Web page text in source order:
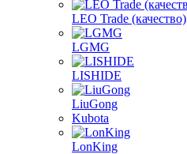
LEO Trade (качество)
LGMG
LISHIDE
LiuGong
Kubota
LonKing